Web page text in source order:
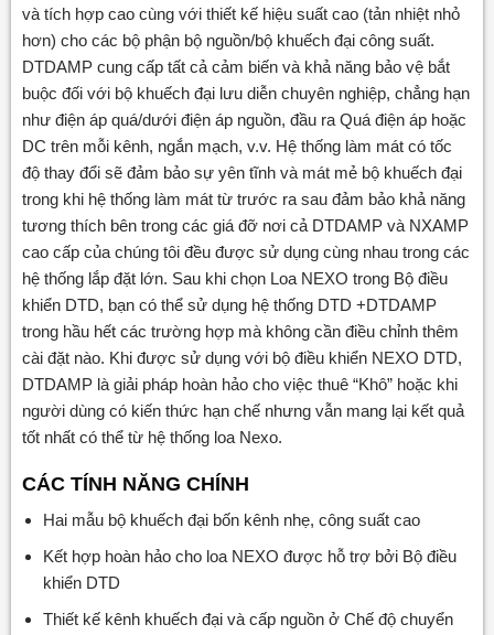
và tích hợp cao cùng với thiết kế hiệu suất cao (tản nhiệt nhỏ
hơn) cho các bộ phận bộ nguồn/bộ khuếch đại công suất.
DTDAMP cung cấp tất cả cảm biến và khả năng bảo vệ bắt
buộc đối với bộ khuếch đại lưu diễn chuyên nghiệp, chẳng hạn
như điện áp quá/dưới điện áp nguồn, đầu ra Quá điện áp hoặc
DC trên mỗi kênh, ngắn mạch, v.v. Hệ thống làm mát có tốc
độ thay đổi sẽ đảm bảo sự yên tĩnh và mát mẻ bộ khuếch đại
trong khi hệ thống làm mát từ trước ra sau đảm bảo khả năng
tương thích bên trong các giá đỡ nơi cả DTDAMP và NXAMP
cao cấp của chúng tôi đều được sử dụng cùng nhau trong các
hệ thống lắp đặt lớn. Sau khi chọn Loa NEXO trong Bộ điều
khiển DTD, bạn có thể sử dụng hệ thống DTD +DTDAMP
trong hầu hết các trường hợp mà không cần điều chỉnh thêm
cài đặt nào. Khi được sử dụng với bộ điều khiển NEXO DTD,
DTDAMP là giải pháp hoàn hảo cho việc thuê “Khô” hoặc khi
người dùng có kiến ​​thức hạn chế nhưng vẫn mang lại kết quả
tốt nhất có thể từ hệ thống loa Nexo.
CÁC TÍNH NĂNG CHÍNH
Hai mẫu bộ khuếch đại bốn kênh nhẹ, công suất cao
Kết hợp hoàn hảo cho loa NEXO được hỗ trợ bởi Bộ điều
khiển DTD
Thiết kế kênh khuếch đại và cấp nguồn ở Chế độ chuyển